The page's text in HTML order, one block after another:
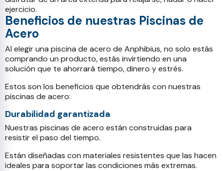
ejercicio.
Beneficios de nuestras Piscinas de
Acero
Al elegir una piscina de acero de Anphibius, no solo estás
comprando un producto, estás invirtiendo en una
solución que te ahorrará tiempo, dinero y estrés.
Estos son los beneficios que obtendrás con nuestras
piscinas de acero:
Durabilidad garantizada
Nuestras piscinas de acero están construidas para
resistir el paso del tiempo.
Están diseñadas con materiales resistentes que las hacen
ideales para soportar las condiciones más extremas.